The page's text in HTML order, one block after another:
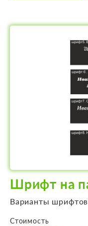
Шрифт на
Варианты
Стоимость